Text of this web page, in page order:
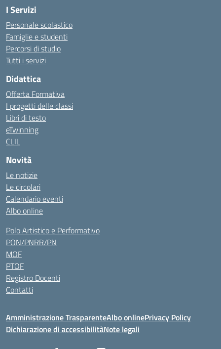
I Servizi
Personale scolastico
Famiglie e studenti
Percorsi di studio
Tutti i servizi
Didattica
Offerta Formativa
I progetti delle classi
Libri di testo
eTwinning
CLIL
Novità
Le notizie
Le circolari
Calendario eventi
Albo online
Polo Artistico e Performativo
PON/PNRR/PN
MOF
PTOF
Registro Docenti
Contatti
Amministrazione TrasparenteAlbo onlinePrivacy Policy
Dichiarazione di accessibilitàNote legali